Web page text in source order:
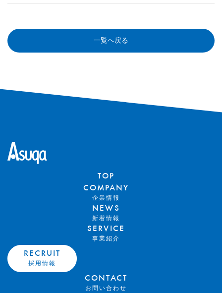
一覧へ戻る
TOP
COMPANY
企業情報
NEWS
新着情報
SERVICE
事業紹介
RECRUIT
採用情報
CONTACT
お問い合わせ